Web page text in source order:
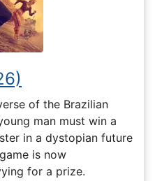
of the Brazilian
man must win a
in a dystopian future
is now
for a prize.